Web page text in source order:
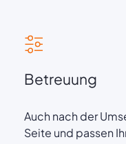
Betreuung
Auch nach der
Seite und passen